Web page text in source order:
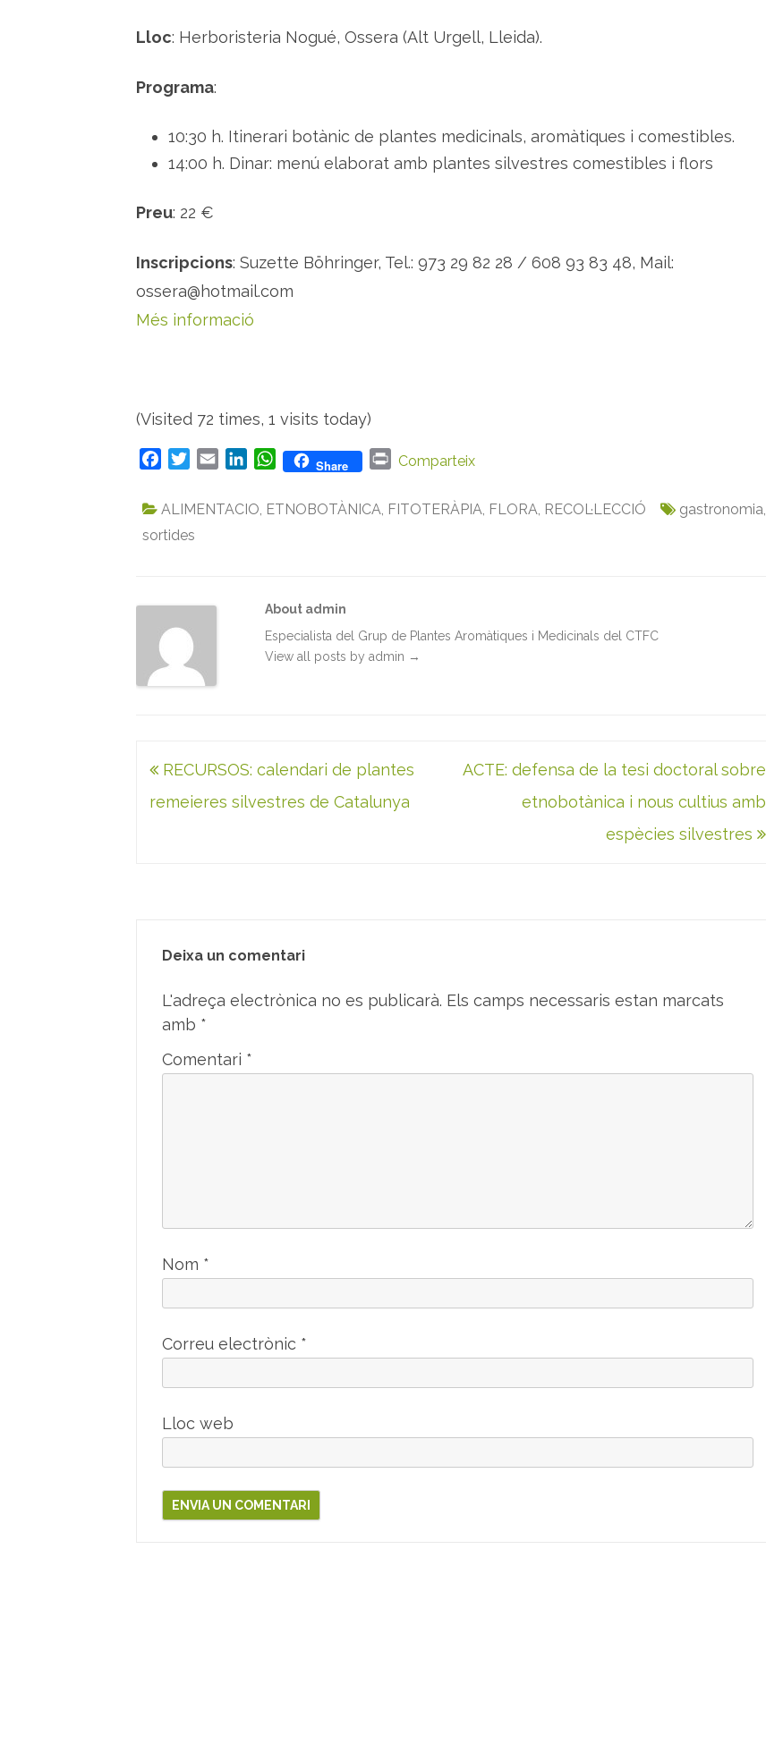
r
a
,
d
e
Lloc: Herboristeria Nogué, Ossera (Alt Urgell, Lleida).
Programa:
10:30 h. Itinerari botànic de plantes medicinals, aromàtiques i comestibles.
14:00 h. Dinar: menú elaborat amb plantes silvestres comestibles i flors
Preu: 22 €
Inscripcions: Suzette Böhringer, Tel.: 973 29 82 28 / 608 93 83 48, Mail:
ossera@hotmail.com
Més informació
(Visited 72 times, 1 visits today)
c
b
k
t
a
n
W
a
p
Share
P
i
Comparteix
ALIMENTACIO, ETNOBOTÀNICA, FITOTERÀPIA, FLORA, RECOL·LECCIÓ gastronomia,
sortides
About admin
Especialista del Grup de Plantes Aromàtiques i Medicinals del CTFC
View all posts by admin →
Navegació
d'entrades
RECURSOS: calendari de plantes
remeieres silvestres de Catalunya
ACTE: defensa de la tesi doctoral sobre
etnobotànica i nous cultius amb
espècies silvestres
Deixa un comentari
L'adreça electrònica no es publicarà. Els camps necessaris estan marcats
amb *
Comentari *
Nom *
Correu electrònic *
Lloc web